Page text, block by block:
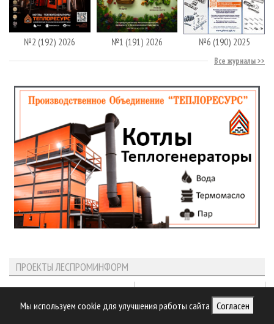
Мы используем cookie для улучшения работы сайта Согласен
№2 (192) 2026 №1 (191) 2026 №6 (190) 2025
Все журналы
ПРОЕКТЫ ЛЕСПРОМИНФОРМ